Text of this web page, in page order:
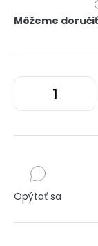
Môžeme
Opýtať sa